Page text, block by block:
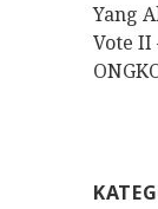
Yang
Vote II